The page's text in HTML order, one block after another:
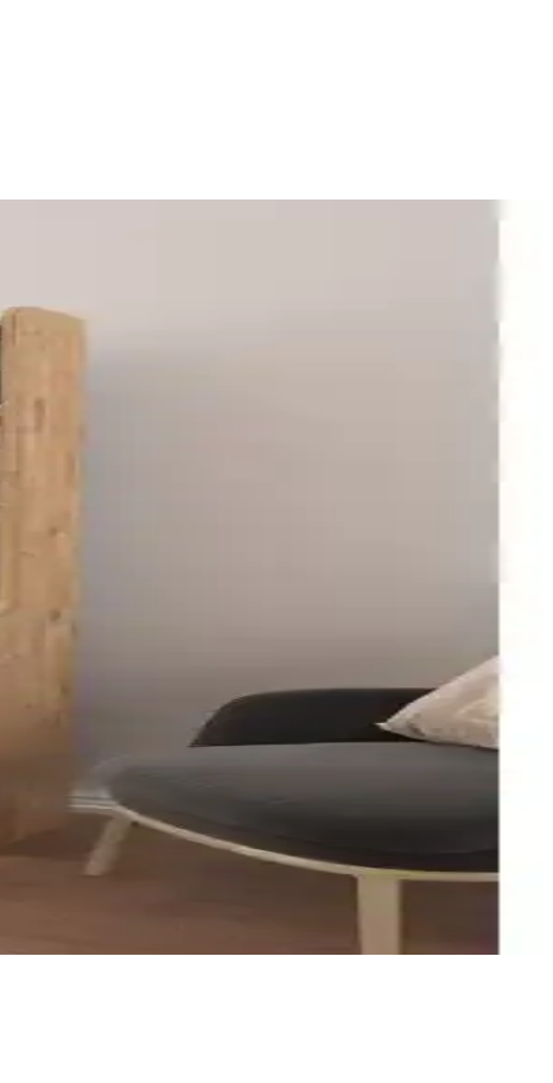
oluşturmanın yolları anlatılıyor.
alan yaratmayı hedefler.
belirlemenize yardımcı olur.
ortaya koyuyoruz.
düzen ve estetik sağlar.
en uygun mobilyayı seçin.